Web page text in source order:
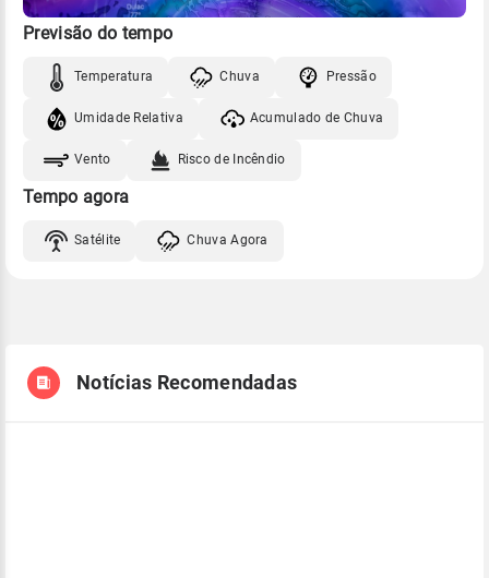
Previsão do tempo
Temperatura Chuva Pressão
Umidade Relativa Acumulado de Chuva
Vento Risco de Incêndio
Tempo agora
Satélite Chuva Agora
Notícias Recomendadas